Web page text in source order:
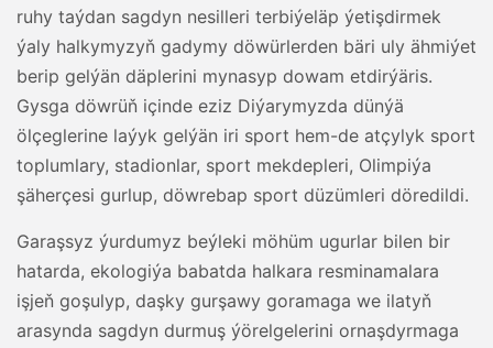
ruhy taýdan sagdyn nesilleri terbiýeläp ýetişdirmek
ýaly halkymyzyň gadymy döwürlerden bäri uly ähmiýet
berip gelýän däplerini mynasyp dowam etdirýäris.
Gysga döwrüň içinde eziz Diýarymyzda dünýä
ölçeglerine laýyk gelýän iri sport hem-de atçylyk sport
toplumlary, stadionlar, sport mekdepleri, Olimpiýa
şäherçesi gurlup, döwrebap sport düzümleri döredildi.
Garaşsyz ýurdumyz beýleki möhüm ugurlar bilen bir
hatarda, ekologiýa babatda halkara resminamalara
işjeň goşulyp, daşky gurşawy goramaga we ilatyň
arasynda sagdyn durmuş ýörelgelerini ornaşdyrmaga